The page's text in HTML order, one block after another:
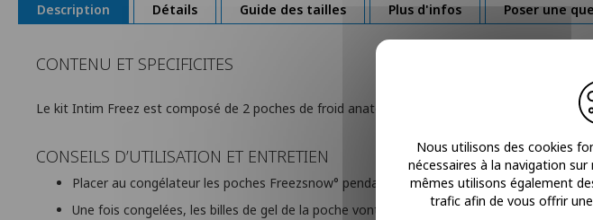
la
d’images
Description
CONTENU ET SPECIFICITES
Le kit Intim Freez est composé de 2 poches de froid anatomiques (breveté FREEZSNOW®)
CONSEILS D’UTILISATION ET ENTRETIEN
Placer au congélateur les poches Freezsnow° pendant au moins 4 heures dans le
Une fois congelées, les billes de gel de la poche vont se transformer en neige
Détails Guide des tailles Plus d'infos Poser une
Nous utilisons des cookies
nécessaires à la navigation
mêmes utilisons également
trafic afin de vous offrir